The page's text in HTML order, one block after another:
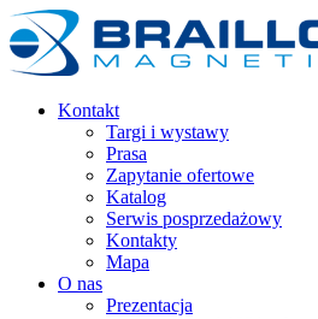
Kontakt
Targi i wystawy
Prasa
Zapytanie ofertowe
Katalog
Serwis posprzedażowy
Kontakty
Mapa
O nas
Prezentacja